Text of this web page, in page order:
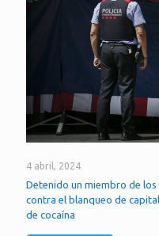
4 abril, 2024
Detenido un miembro de los
contra el blanqueo de
de cocaína